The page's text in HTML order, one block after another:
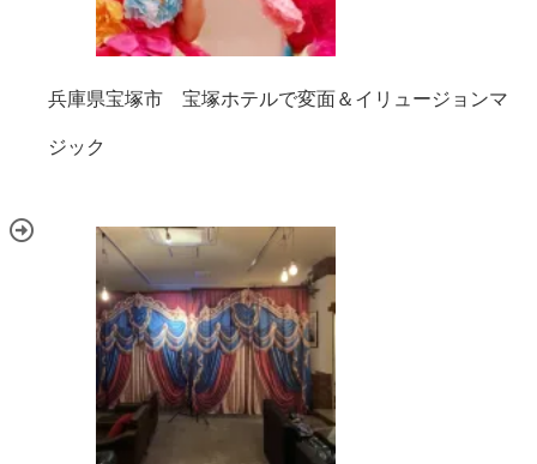
兵庫県宝塚市 宝塚ホテルで変面＆イリュージョンマ
ジック